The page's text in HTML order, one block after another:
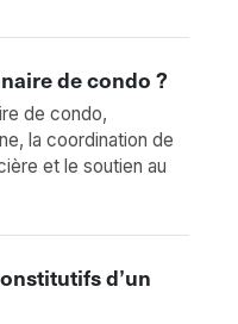
de condo ?
de condo,
la coordination de
et le soutien au
d’un